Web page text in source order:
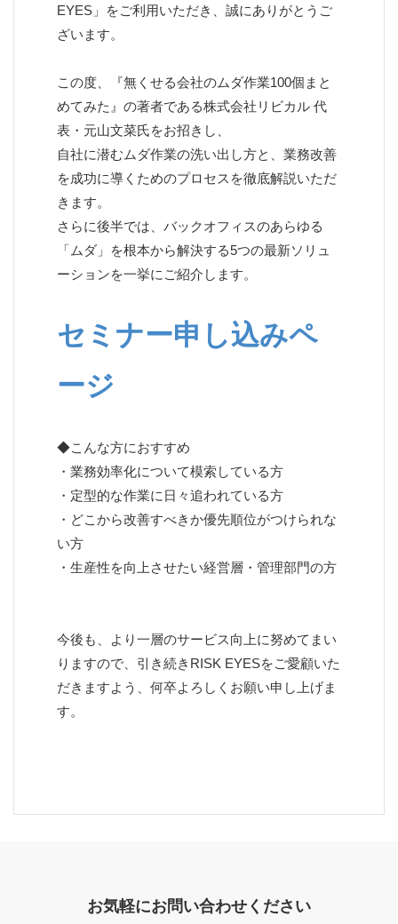
EYES」をご利用いただき、誠にありがとうご
ざいます。
この度、『無くせる会社のムダ作業100個まと
めてみた』の著者である株式会社リビカル 代
表・元山文菜氏をお招きし、
自社に潜むムダ作業の洗い出し方と、業務改善
を成功に導くためのプロセスを徹底解説いただ
きます。
さらに後半では、バックオフィスのあらゆる
「ムダ」を根本から解決する5つの最新ソリュ
ーションを一挙にご紹介します。
セミナー申し込みペ
ージ
◆こんな方におすすめ
・業務効率化について模索している方
・定型的な作業に日々追われている方
・どこから改善すべきか優先順位がつけられな
い方
・生産性を向上させたい経営層・管理部門の方
今後も、より一層のサービス向上に努めてまい
りますので、引き続きRISK EYESをご愛顧いた
だきますよう、何卒よろしくお願い申し上げま
す。
お気軽にお問い合わせください